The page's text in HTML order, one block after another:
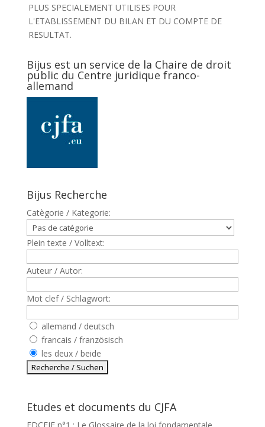
PLUS SPECIALEMENT UTILISES POUR
L'ETABLISSEMENT DU BILAN ET DU COMPTE DE
RESULTAT.
Bijus est un service de la Chaire de droit
public du Centre juridique franco-
allemand
Bijus Recherche
Catègorie / Kategorie:
Plein texte / Volltext:
Auteur / Autor:
Mot clef / Schlagwort:
allemand / deutsch
francais / französisch
les deux / beide
Etudes et documents du CJFA